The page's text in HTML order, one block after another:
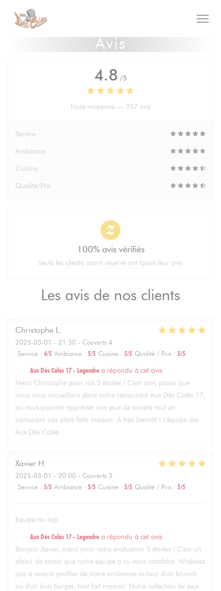
Personnalisation de vos choix en matière de cookies
Avis
Les avis de nos clients
Christophe L
2025-03-01 - 21:30 - Couverts 4
Service : 4/5 Ambiance : 5/5 Cuisine : 5/5 Qualité / Prix : 5/5
Aux Dés Calés 17 - Legendre a répondu à cet avis
Merci Christophe pour vos 5 étoiles ! C'est avec plaisir que
nous vous accueillons dans notre restaurant Aux Dés Calés 17,
où vous pourrez apprécier nos jeux de société tout en
savourant nos plats faits maison. À très bientôt ! L'équipe des
Aux Dés Calés.
Xavier H
2025-03-01 - 20:00 - Couverts 3
Service : 5/5 Ambiance : 5/5 Cuisine : 5/5 Qualité / Prix : 5/5
Equipe au top
Aux Dés Calés 17 - Legendre a répondu à cet avis
Bonjour Xavier, merci pour votre évaluation 5 étoiles ! C'est un
plaisir de savoir que notre équipe a su vous satisfaire. N'hésitez
pas à revenir profiter de notre ambiance autour d'un brunch
ou d'un bon burger, tout fait maison. Notre collection de jeux
4.8 /5
Note moyenne — 957 avis
Service
Ambiance
Cuisine
Qualité/Prix
100% avis vérifiés
Seuls les clients ayant réservé ont laissé leur avis